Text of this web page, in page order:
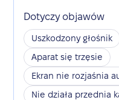
Dotyczy objawów
Uszkodzony głośnik
Aparat się trzęsie
Ekran nie rozjaśnia
Nie działa przednia